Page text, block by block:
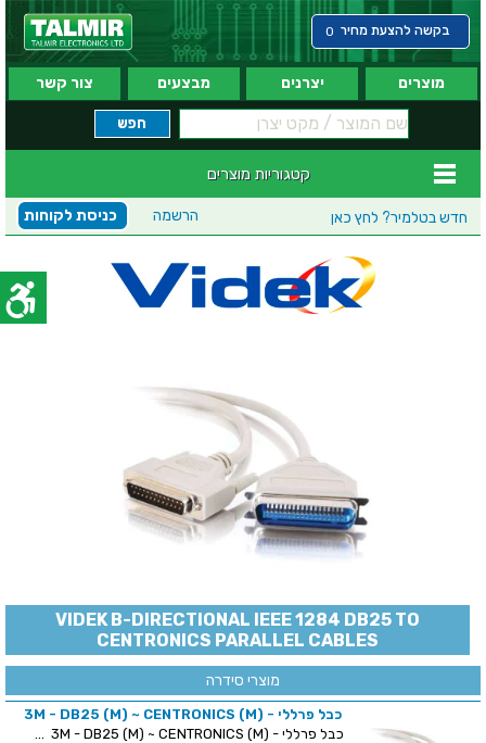
בקשה להצעת מחיר 0
מוצרים יצרנים מבצעים צור קשר
קטגוריות מוצרים
חדש בטלמיר? לחץ כאן כניסת לקוחות הרשמה
VIDEK B-DIRECTIONAL IEEE 1284 DB25 TO
CENTRONICS PARALLEL CABLES
מוצרי סידרה
כבל פרללי - (3M - DB25 (M) ~ CENTRONICS (M
כבל פרללי - (3M - DB25 (M) ~ CENTRONICS (M ...